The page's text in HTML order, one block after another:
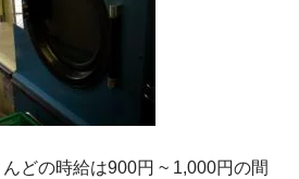
どの時給は900円 ~ 1,000円の間